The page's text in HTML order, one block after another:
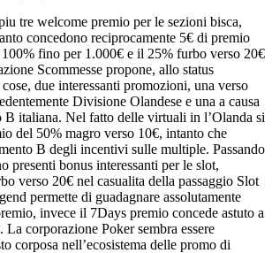
tre welcome premio per le sezioni bisca,
concedono reciprocamente 5€ di premio
fino per 1.000€ e il 25% furbo verso 20€
Scommesse propone, allo status
due interessanti promozioni, una verso
Divisione Olandese e una a causa
B italiana. Nel fatto delle virtuali in l’Olanda si
del 50% magro verso 10€, intanto che
B degli incentivi sulle multiple. Passando
presenti bonus interessanti per le slot,
verso 20€ nel casualita della passaggio Slot
permette di guadagnare assolutamente
invece il 7Days premio concede astuto a
La corporazione Poker sembra essere
corposa nell’ecosistema delle promo di